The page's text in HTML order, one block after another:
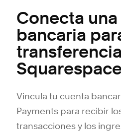
Conecta
bancaria
Vincula tu cuenta
Payments para recibir
transacciones y los